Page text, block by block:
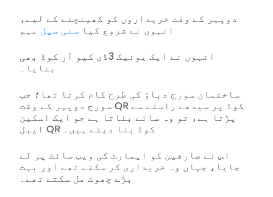
دوپہر کے وقت خریداروں کو کھینچنے کے لیے،
انہوں نے شروع کیا سنی سیل مہم
انہوں نے ایک یونیک 3ڈی کیو آر کوڈ بھی
بنایا۔
ساختمان سورج دباؤ کی طرح کام کرتا تھا؛ جب
سورج دوپہر کے وقت QR کوڈ پر سیدھے راستے سے
پڑتا ہے، تو وہ سائے بناتا ہے جو ایک اسکین
ایبل QR کوڈ بنا دیتے ہیں۔
اس نے صارفین کو ایمارٹ کی ویب سائٹ پر لے
جایا، جہاں وہ خریداری کر سکتے تھے اور بہت
بڑے چھوٹ مل سکتے تھے۔